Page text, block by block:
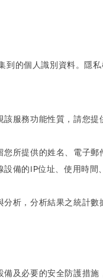
的個人識別資料。隱
服務功能性質，請您
所提供的姓名、電子郵
備的IP位址、使用時
析，分析結果之統計
及必要的安全防護措